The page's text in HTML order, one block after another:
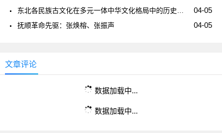
04-05
04-05
抚顺革命先驱：张焕榕、张振声
文章评论
数据加载中...
数据加载中...